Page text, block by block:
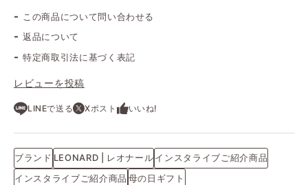
この商品について問い合わせる
返品について
特定商取引法に基づく表記
レビューを投稿
LINEで送る Xポスト いいね!
ブランド LEONARD | レオナールインスタライブご紹介商品
インスタライブご紹介商品 母の日ギフト